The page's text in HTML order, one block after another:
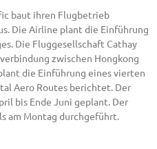
baut ihren Flugbetrieb
Die Airline plant die Einführung
Die Fluggesellschaft Cathay
zwischen Hongkong
die Einführung eines vierten
Aero Routes berichtet. Der
bis Ende Juni geplant. Der
am Montag durchgeführt.